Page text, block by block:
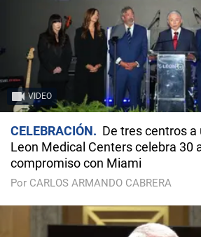
VIDEO
CELEBRACIÓN
De tres centros a
Leon Medical Centers celebra 30
compromiso con Miami
Por CARLOS ARMANDO CABRERA